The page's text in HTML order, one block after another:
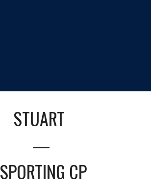
STUART
—
SPORTING CP